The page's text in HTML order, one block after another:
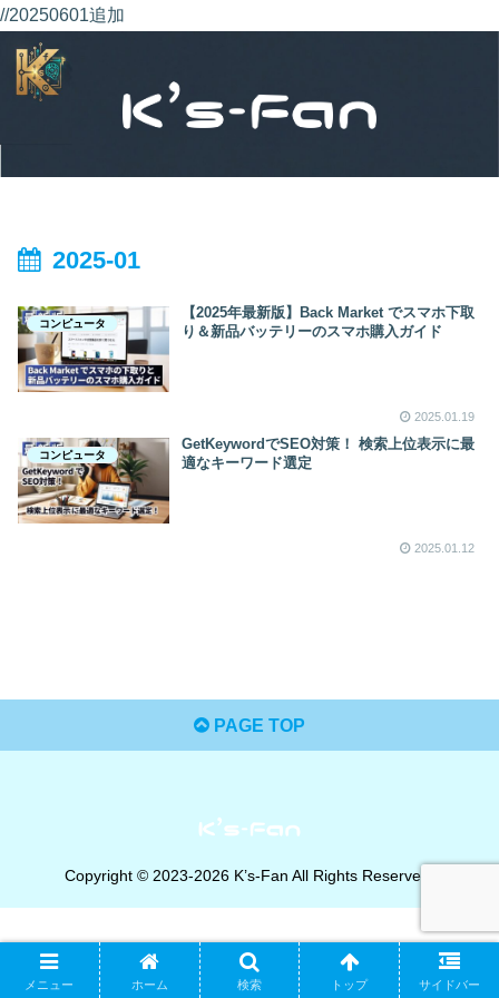
//20250601追加
2025-01
コンピュータ
【2025年最新版】Back Market でスマホ下取
り＆新品バッテリーのスマホ購入ガイド
2025.01.19
コンピュータ
GetKeywordでSEO対策！ 検索上位表示に最
適なキーワード選定
2025.01.12
PAGE TOP
Copyright © 2023-2026 K’s-Fan All Rights Reserved.
メニュー ホーム 検索 トップ サイドバー